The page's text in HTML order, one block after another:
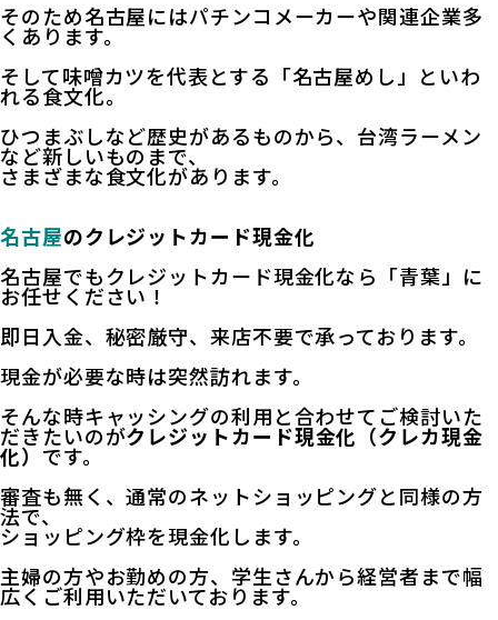
そのため名古屋にはパチンコメーカーや関連企業多
くあります。
そして味噌カツを代表とする「名古屋めし」といわ
れる食文化。
ひつまぶしなど歴史があるものから、台湾ラーメン
など新しいものまで、
さまざまな食文化があります。
名古屋のクレジットカード現金化
名古屋でもクレジットカード現金化なら「青葉」に
お任せください！
即日入金、秘密厳守、来店不要で承っております。
現金が必要な時は突然訪れます。
そんな時キャッシングの利用と合わせてご検討いた
だきたいのがクレジットカード現金化（クレカ現金
化） です。
審査も無く、通常のネットショッピングと同様の方
法で、
ショッピング枠を現金化します。
主婦の方やお勤めの方、学生さんから経営者まで幅
広くご利用いただいております。